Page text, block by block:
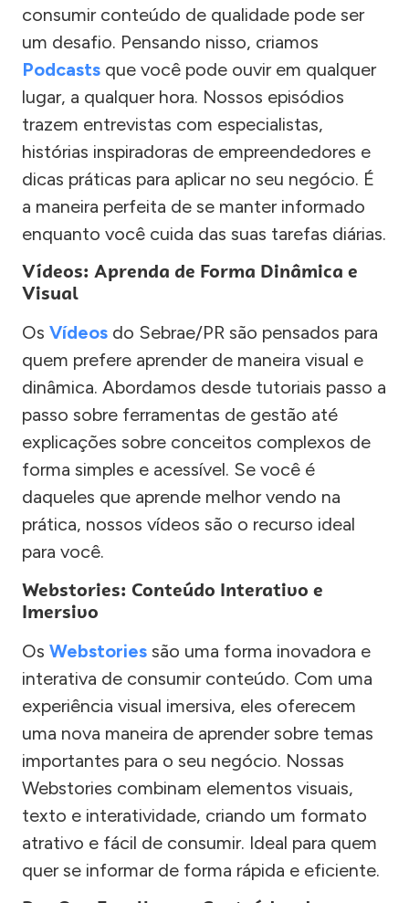
consumir conteúdo de qualidade pode ser
um desafio. Pensando nisso, criamos
Podcasts que você pode ouvir em qualquer
lugar, a qualquer hora. Nossos episódios
trazem entrevistas com especialistas,
histórias inspiradoras de empreendedores e
dicas práticas para aplicar no seu negócio. É
a maneira perfeita de se manter informado
enquanto você cuida das suas tarefas diárias.
Vídeos: Aprenda de Forma Dinâmica e
Visual
Os Vídeos do Sebrae/PR são pensados para
quem prefere aprender de maneira visual e
dinâmica. Abordamos desde tutoriais passo a
passo sobre ferramentas de gestão até
explicações sobre conceitos complexos de
forma simples e acessível. Se você é
daqueles que aprende melhor vendo na
prática, nossos vídeos são o recurso ideal
para você.
Webstories: Conteúdo Interativo e
Imersivo
Os Webstories são uma forma inovadora e
interativa de consumir conteúdo. Com uma
experiência visual imersiva, eles oferecem
uma nova maneira de aprender sobre temas
importantes para o seu negócio. Nossas
Webstories combinam elementos visuais,
texto e interatividade, criando um formato
atrativo e fácil de consumir. Ideal para quem
quer se informar de forma rápida e eficiente.